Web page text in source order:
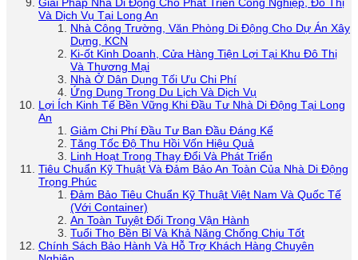
Và Dịch Vụ Tại Long An
Nhà Công Trường, Văn Phòng Di Động Cho Dự Án Xây
Dựng, KCN
Ki-ốt Kinh Doanh, Cửa Hàng Tiện Lợi Tại Khu Đô Thị
Và Thương Mại
Nhà Ở Dân Dụng Tối Ưu Chi Phí
Ứng Dụng Trong Du Lịch Và Dịch Vụ
Lợi Ích Kinh Tế Bền Vững Khi Đầu Tư Nhà Di Động Tại Long
An
Giảm Chi Phí Đầu Tư Ban Đầu Đáng Kể
Tăng Tốc Độ Thu Hồi Vốn Hiệu Quả
Linh Hoạt Trong Thay Đổi Và Phát Triển
Tiêu Chuẩn Kỹ Thuật Và Đảm Bảo An Toàn Của Nhà Di Động
Trọng Phúc
Đảm Bảo Tiêu Chuẩn Kỹ Thuật Việt Nam Và Quốc Tế
(Với Container)
An Toàn Tuyệt Đối Trong Vận Hành
Tuổi Thọ Bền Bỉ Và Khả Năng Chống Chịu Tốt
Chính Sách Bảo Hành Và Hỗ Trợ Khách Hàng Chuyên